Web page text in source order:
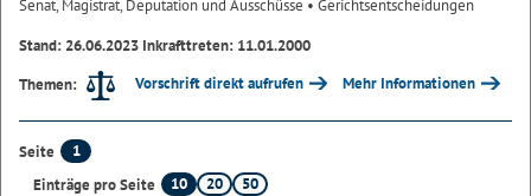
Senat, Magistrat, Deputation und Ausschüsse • Gerichtsentscheidungen
Stand: 26.06.2023 Inkrafttreten: 11.01.2000
Themen:
Vorschrift direkt aufrufen Mehr Informationen
Seite
1
Einträge pro Seite
10 20 50